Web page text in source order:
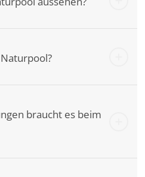
braucht es beim